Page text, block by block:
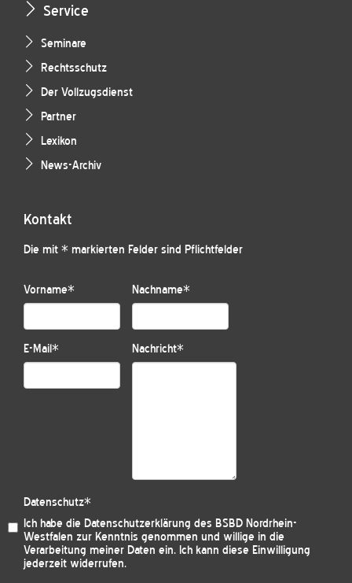
Service
Seminare
Rechtsschutz
Der Vollzugsdienst
Partner
Lexikon
News-Archiv
Kontakt
Die mit * markierten Felder sind Pflichtfelder
Vorname* Nachname*
E-Mail* Nachricht*
Datenschutz*
Ich habe die Datenschutzerklärung des BSBD Nordrhein-
Westfalen zur Kenntnis genommen und willige in die
Verarbeitung meiner Daten ein. Ich kann diese Einwilligung
jederzeit widerrufen.